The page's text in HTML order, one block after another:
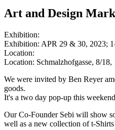
Art and Design
Exhibition:
Exhibition: APR 29 & 30, 2023;
Location:
Location: Schmalzhofgasse, 8/18,
We were invited by Ben Reyer
goods.
It's a two day pop-up this
Our Co-Founder Sebi will show
well as a new collection of t-Shirts